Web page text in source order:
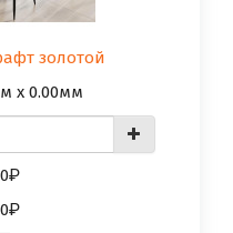
золотой
x 0.00мм